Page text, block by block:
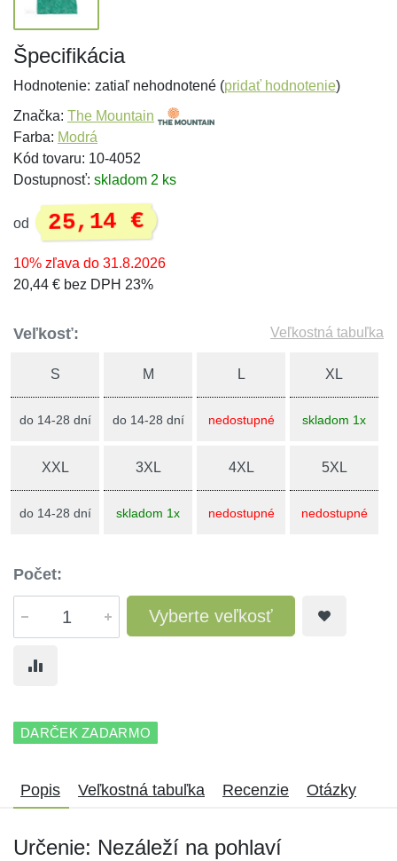
Špecifikácia
Hodnotenie: zatiaľ nehodnotené (pridať hodnotenie)
Značka: The Mountain
Farba: Modrá
Kód tovaru: 10-4052
Dostupnosť: skladom 2 ks
od 25,14 €
10% zľava do 31.8.2026
20,44 € bez DPH 23%
Veľkosť: Veľkostná tabuľka
S
do 14-28 dní
M
do 14-28 dní
L
nedostupné
XL
skladom 1x
XXL
do 14-28 dní
3XL
skladom 1x
4XL
nedostupné
5XL
nedostupné
Počet:
Vyberte veľkosť
DARČEK ZADARMO
Popis Veľkostná tabuľka Recenzie Otázky
Určenie: Nezáleží na pohlaví